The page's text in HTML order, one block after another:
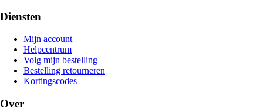
Diensten
Mijn account
Helpcentrum
Volg mijn bestelling
Bestelling retourneren
Kortingscodes
Over